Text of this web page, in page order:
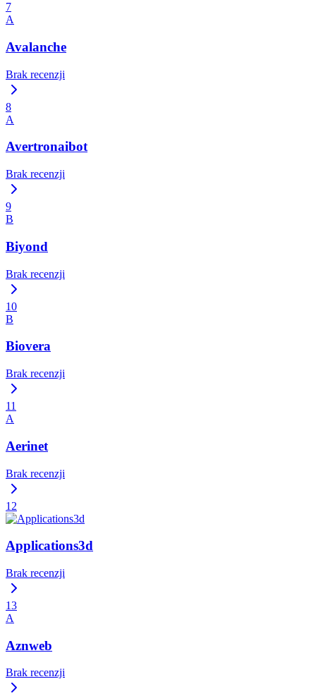
7
A
Avalanche
Brak recenzji
8
A
Avertronaibot
Brak recenzji
9
B
Biyond
Brak recenzji
10
B
Biovera
Brak recenzji
11
A
Aerinet
Brak recenzji
12
Applications3d
Brak recenzji
13
A
Aznweb
Brak recenzji